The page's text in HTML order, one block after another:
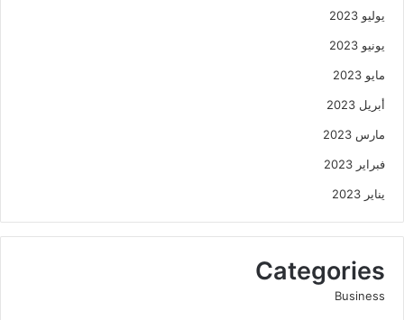
يوليو 2023
يونيو 2023
مايو 2023
أبريل 2023
مارس 2023
فبراير 2023
يناير 2023
Categories
Business